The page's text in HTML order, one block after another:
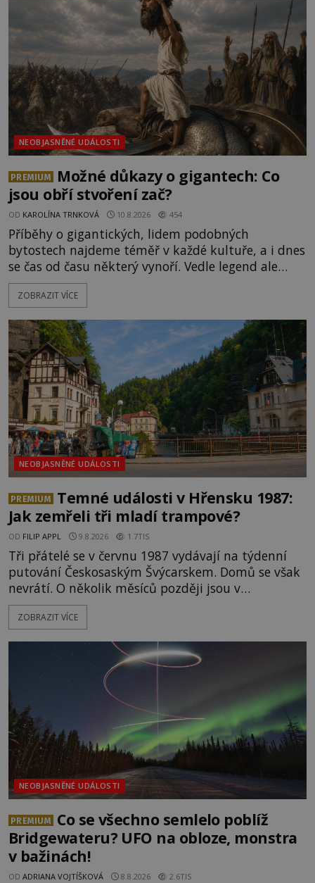
NEOBJASNĚNÉ UDÁLOSTI
PREMIUM
Možné důkazy o gigantech: Co
jsou obří stvoření zač?
OD KAROLÍNA TRNKOVÁ 10.8.2026 454
Příběhy o gigantických, lidem podobných
bytostech najdeme téměř v každé kultuře, a i dnes
se čas od času některý vynoří. Vedle legend ale
existuje také mnoho artefaktů, staveb či dokonce
očitých svědectví, které údajně dokazují, že obři
Prozkoumejte je společně s ENIGMOU! [gallery
ZOBRAZIT VÍCE
NEOBJASNĚNÉ UDÁLOSTI
PREMIUM
Temné události v Hřensku 1987:
Jak zemřeli tři mladí trampové?
OD FILIP APPL 9.8.2026 1.7TIS
Tři přátelé se v červnu 1987 vydávají na týdenní
putování Českosaským Švýcarskem. Domů se však
nevrátí. O několik měsíců později jsou v
nepřístupných skalách u Hřenska nalezeny jejich
kostry – a s nimi stopy, které se jen obtížně slučují
přírodní živel, neznámý útočník, nebo někdo, koho
tehdejší režim nechtěl odhalit? [gallery
ids="171131,171132,1711
ZOBRAZIT VÍCE
NEOBJASNĚNÉ UDÁLOSTI
PREMIUM
Co se všechno semlelo poblíž
Bridgewateru? UFO na obloze, monstra
v bažinách!
OD ADRIANA VOJTÍŠKOVÁ 8.8.2026 2.6TIS